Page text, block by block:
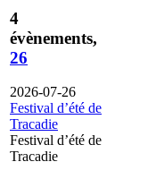
4
évènements,
26
2026-07-26
Festival d’été de
Tracadie
Festival d’été de
Tracadie